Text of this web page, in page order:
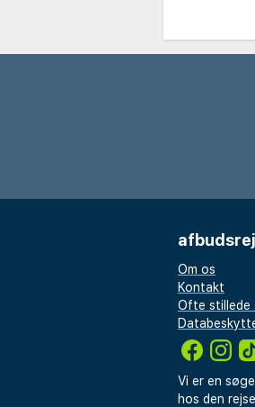
Om os
Kontakt
Ofte stillede
Vi er en
hos den